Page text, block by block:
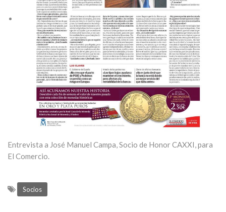
Entrevista a José Manuel Campa, Socio de Honor CAXXI, para
El Comercio.
Socios